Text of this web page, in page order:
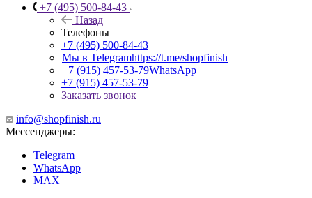
+7 (495) 500-84-43
Назад
Телефоны
+7 (495) 500-84-43
Мы в Telegramhttps://t.me/shopfinish
+7 (915) 457-53-79WhatsApp
+7 (915) 457-53-79
Заказать звонок
info@shopfinish.ru
Мессенджеры:
Telegram
WhatsApp
MAX